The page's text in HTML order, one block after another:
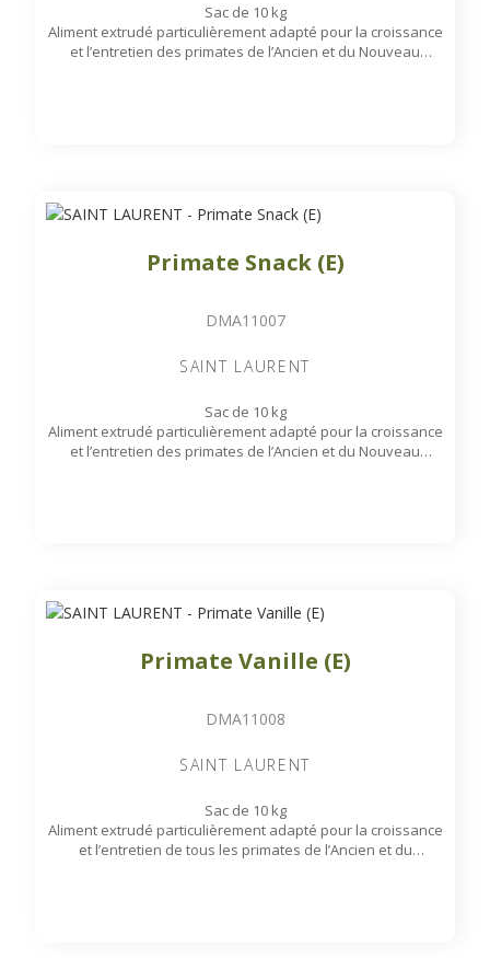
Sac de 10 kg
Aliment extrudé particulièrement adapté pour la croissance
et l’entretien des primates de l’Ancien et du Nouveau
Primate Snack (E)
DMA11007
SAINT LAURENT
Sac de 10 kg
Aliment extrudé particulièrement adapté pour la croissance
et l’entretien des primates de l’Ancien et du Nouveau
Primate Vanille (E)
DMA11008
SAINT LAURENT
Sac de 10 kg
Aliment extrudé particulièrement adapté pour la croissance
et l’entretien de tous les primates de l’Ancien et du